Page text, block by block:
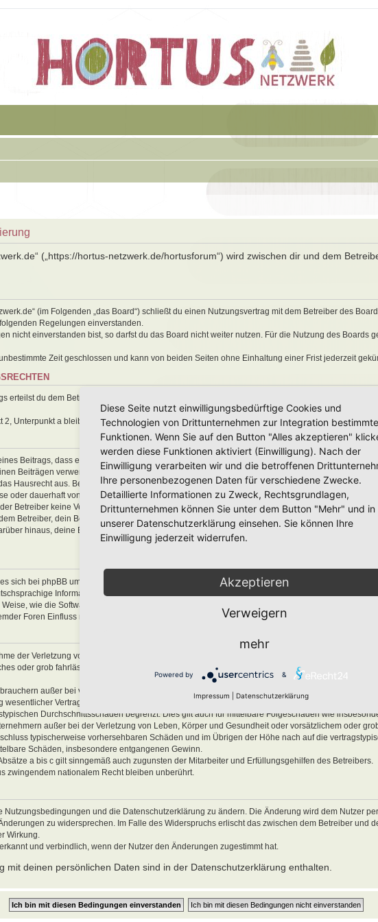
(„https://hortus-netzwerk.de/hortusforum“) wird zwischen dir und dem
(im Folgenden „das Board“) schließt du einen Nutzungsvertrag mit dem Betreiber des
Regelungen einverstanden.
nicht einverstanden bist, so darfst du das Board nicht weiter nutzen. Für die Nutzung des Boards
Zeit geschlossen und kann von beiden Seiten ohne Einhaltung einer Frist jederzeit
erteilst du dem Betreiber ein einfaches, zeitlich und räumlich unbeschränktes und unentgeltliches
2, Unterpunkt a bleibt auch nach Kündigung des Nutzungsvertrages bestehen.
Beitrags, dass er keine Inhalte enthält, die gegen geltendes Recht oder die guten Sitten
Beiträgen verwendeten Links und Bilder zu setzen bzw. zu verwenden.
Hausrecht aus. Bei Verstößen gegen diese Nutzungsbedingungen oder anderer im Board
oder dauerhaft von der Nutzung dieses Boards ausschließen und dir ein Hausverbot erteilen.
Betreiber keine Verantwortung für die Inhalte von Beiträgen übernimmt, die er nicht selbst erstellt
Betreiber, dein Benutzerkonto, Beiträge und Funktionen jederzeit zu löschen oder zu sperren.
hinaus, deine Beiträge abzuändern, sofern sie gegen o. g. Regeln verstoßen oder geeignet
sich bei phpBB um eine unter der „ GNU General Public License v2“ (GPL) bereitgestellten Foren-
Informationen werden durch die deutschsprachige Community unter
wie die Software verwendet wird. Sie können insbesondere die Verwendung der Software für
Foren Einfluss nehmen.
der Verletzung von Leben, Körper und Gesundheit und der Verletzung wesentlicher
oder grob fahrlässiges Verhalten zurückzuführen sind. Dies gilt auch für mittelbare
außer bei vorsätzlichem oder grob fahrlässigem Verhalten oder bei Schäden aus der
wesentlicher Vertragspflichten (Kardinalpflichten) auf die bei Vertragsschluss typischerweise
Durchschnittsschäden begrenzt. Dies gilt auch für mittelbare Folgeschäden wie
außer bei der Verletzung von Leben, Körper und Gesundheit oder vorsätzlichem oder
typischerweise vorhersehbaren Schäden und im Übrigen der Höhe nach auf die
Schäden, insbesondere entgangenen Gewinn.
a bis c gilt sinngemäß auch zugunsten der Mitarbeiter und Erfüllungsgehilfen des Betreibers.
zwingendem nationalem Recht bleiben unberührt.
Nutzungsbedingungen und die Datenschutzerklärung zu ändern. Die Änderung wird dem Nutzer
zu widersprechen. Im Falle des Widerspruchs erlischt das zwischen dem Betreiber und
Wirkung.
und verbindlich, wenn der Nutzer den Änderungen zugestimmt hat.
mit deinen persönlichen Daten sind in der Datenschutzerklärung enthalten.
Diese Seite nutzt einwilligungsbedürftige Cookies und
Technologien von Drittunternehmen zur Integration
Funktionen. Wenn Sie auf den Button "Alles akzeptieren"
werden diese Funktionen aktiviert (Einwilligung). Nach der
Einwilligung verarbeiten wir und die betroffenen
Ihre personenbezogenen Daten für verschiedene Zwecke.
Detaillierte Informationen zu Zweck, Rechtsgrundlagen,
Drittunternehmen können Sie unter dem Button "Mehr" und in
unserer Datenschutzerklärung einsehen. Sie können Ihre
Einwilligung jederzeit widerrufen.
Akzeptieren
Verweigern
mehr
Powered by &
Impressum Datenschutzerklärung